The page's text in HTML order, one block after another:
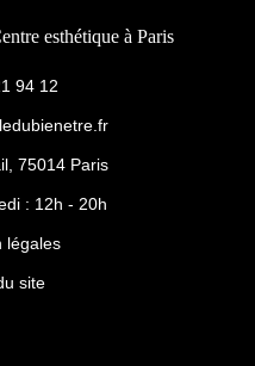
esthétique à Paris
94 12
75014 Paris
: 12h - 20h
légales
site